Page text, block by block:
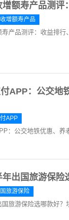
额寿产品测评
增额寿产品
寿产品测评：收益排行
APP：公交地
APP
：公交地铁优惠、养
出国旅游保险
旅游保险
国旅游保险选哪款好？